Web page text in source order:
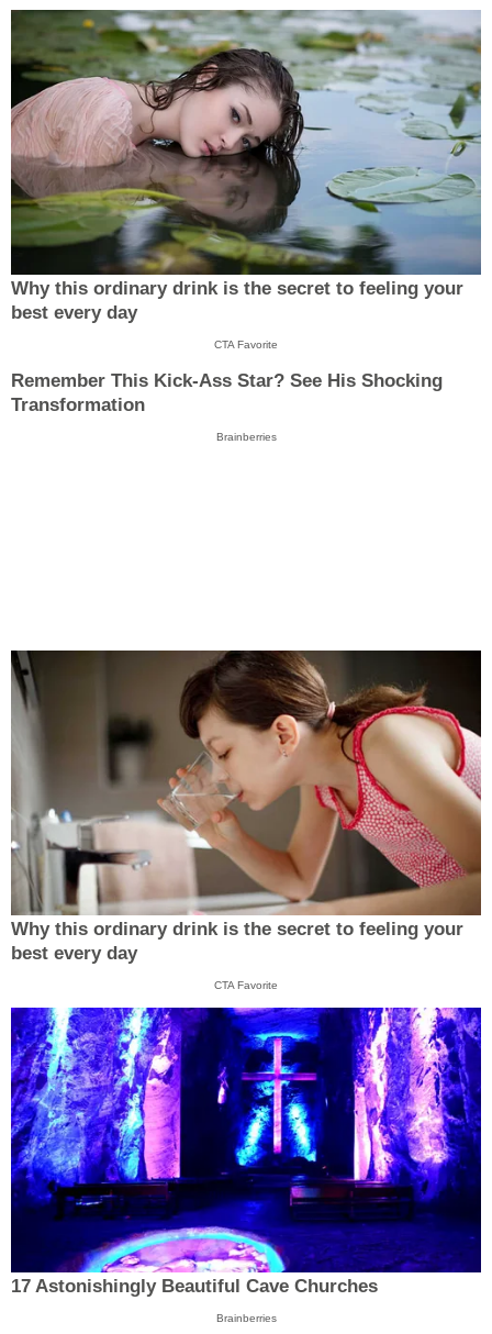
Why this ordinary drink is the secret to feeling your
best every day
CTA Favorite
Remember This Kick-Ass Star? See His Shocking
Transformation
Brainberries
Why this ordinary drink is the secret to feeling your
best every day
CTA Favorite
17 Astonishingly Beautiful Cave Churches
Brainberries